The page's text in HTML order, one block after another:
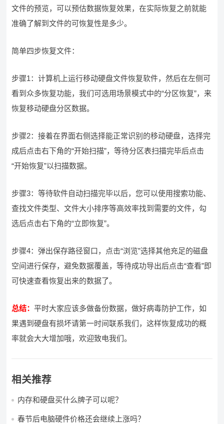
文件的预览，可以预估数据恢复效果，在实际恢复之前就能
准确了解到文件的可恢复性是多少。
简单四步恢复文件：
步骤1：计算机上运行移动硬盘文件恢复软件，然后在左侧可
看到众多恢复功能，我们可选用场景模式中的“分区恢复”，来
恢复移动硬盘分区数据。
​步骤2：接着在界面右侧选择能正常识别的移动硬盘，选择完
成后点击右下角的“开始扫描”，等待分区表扫描完毕后点击
“开始恢复”以扫描数据。
​步骤3：等待软件自动扫描完毕以后，您可以使用搜索功能、
查找文件类型、文件大小排序等高效率找到需要的文件，勾
选后点击右下角的“立即恢复”。
​步骤4：弹出保存路径窗口，点击“浏览”选择其他充足的磁盘
空间进行保存，避免数据覆盖，等待成功导出后点击“查看”即
可快速查看恢复出来的数据了。
总结：平时大家应该多做备份数据，做好病毒防护工作，如
果遇到硬盘有损坏请第一时间联系我们，这样恢复成功的概
率就会大大增加哦，欢迎致电我们。
相关推荐
内存和硬盘买什么牌子可以呢？
春节后电脑硬件价格还会继续上涨吗？